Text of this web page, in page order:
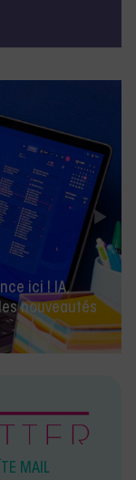
ici ! IA,
nouveautés
MAIL